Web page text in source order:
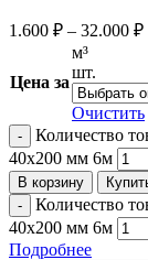
1.600 ₽ – 32.000 ₽
Цена за
м³
шт.
Очистить
Количество
40х200 мм 6м
В корзину
Количество
40х200 мм 6м
Подробнее